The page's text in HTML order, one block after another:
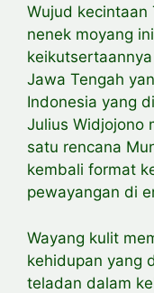
Wujud kecintaan
nenek moyang
Jawa Tengah
Indonesia yang
Julius Widjojono
satu rencana
kembali format
pewayangan di
Wayang kulit
kehidupan yang
teladan dalam